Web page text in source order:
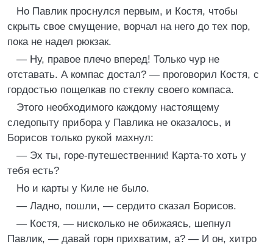
Но Павлик проснулся первым, и Костя, чтобы
скрыть свое смущение, ворчал на него до тех пор,
пока не надел рюкзак.
— Ну, правое плечо вперед! Только чур не
отставать. А компас достал? — проговорил Костя, с
гордостью пощелкав по стеклу своего компаса.
Этого необходимого каждому настоящему
следопыту прибора у Павлика не оказалось, и
Борисов только рукой махнул:
— Эх ты, горе-путешественник! Карта-то хоть у
тебя есть?
Но и карты у Киле не было.
— Ладно, пошли, — сердито сказал Борисов.
— Костя, — нисколько не обижаясь, шепнул
Павлик, — давай горн прихватим, а? — И он, хитро